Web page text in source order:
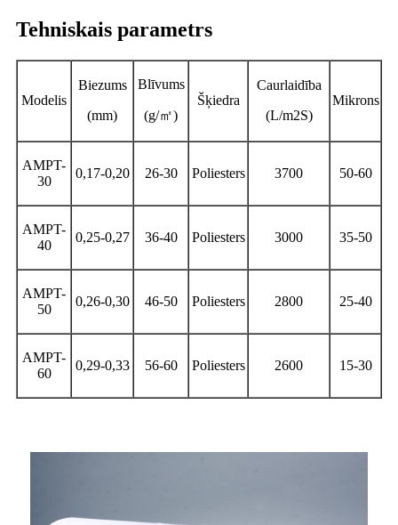
Tehniskais parametrs
Modelis
Biezums
(mm)
Blīvums
(g/㎡)
Šķiedra
Caurlaidība
(L/m2S)
Mikrons
AMPT-
30
0,17-0,20 26-30 Poliesters 3700 50-60
AMPT-
40
0,25-0,27 36-40 Poliesters 3000 35-50
AMPT-
50
0,26-0,30 46-50 Poliesters 2800 25-40
AMPT-
60
0,29-0,33 56-60 Poliesters 2600 15-30